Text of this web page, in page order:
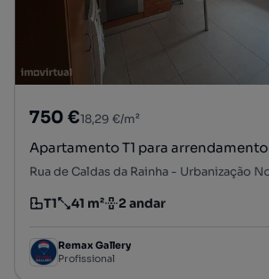
750 €18,29 €/m²
Apartamento T1 para arrendamento
Tipologia
T1
Preço por metro quadrado
41 m²
Andar 2 andar
Remax Gallery
Profissional